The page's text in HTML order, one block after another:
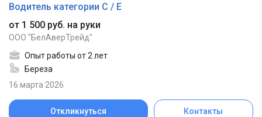
Водитель категории С / Е
от 1 500 руб. на руки
ООО "БелАверТрейд"
Опыт работы от 2 лет
Береза
16 марта 2026
Откликнуться Контакты